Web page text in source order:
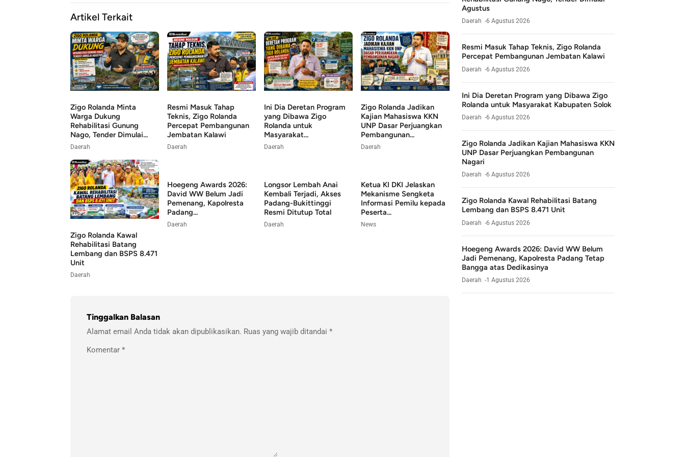
Artikel Terkait
Zigo Rolanda Minta
Warga Dukung
Rehabilitasi Gunung
Nago, Tender Dimulai...
Daerah
Resmi Masuk Tahap
Teknis, Zigo Rolanda
Percepat Pembangunan
Jembatan Kalawi
Daerah
Ini Dia Deretan Program
yang Dibawa Zigo
Rolanda untuk
Masyarakat...
Daerah
Zigo Rolanda Jadikan
Kajian Mahasiswa KKN
UNP Dasar Perjuangkan
Pembangunan...
Daerah
Zigo Rolanda Kawal
Rehabilitasi Batang
Lembang dan BSPS 8.471
Unit
Daerah
Hoegeng Awards 2026:
David WW Belum Jadi
Pemenang, Kapolresta
Padang...
Daerah
Longsor Lembah Anai
Kembali Terjadi, Akses
Padang-Bukittinggi
Resmi Ditutup Total
Daerah
Ketua KI DKI Jelaskan
Mekanisme Sengketa
Informasi Pemilu kepada
Peserta...
News
Tinggalkan Balasan
Alamat email Anda tidak akan dipublikasikan. Ruas yang wajib ditandai *
Komentar *
Agustus
Daerah 6 Agustus 2026
Resmi Masuk Tahap Teknis, Zigo Rolanda
Percepat Pembangunan Jembatan Kalawi
Daerah 6 Agustus 2026
Ini Dia Deretan Program yang Dibawa Zigo
Rolanda untuk Masyarakat Kabupaten Solok
Daerah 6 Agustus 2026
Zigo Rolanda Jadikan Kajian Mahasiswa KKN
UNP Dasar Perjuangkan Pembangunan
Nagari
Daerah 6 Agustus 2026
Zigo Rolanda Kawal Rehabilitasi Batang
Lembang dan BSPS 8.471 Unit
Daerah 6 Agustus 2026
Hoegeng Awards 2026: David WW Belum
Jadi Pemenang, Kapolresta Padang Tetap
Bangga atas Dedikasinya
Daerah 1 Agustus 2026